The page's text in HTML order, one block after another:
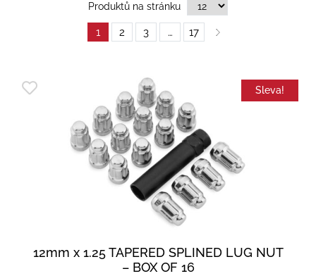
Produktů na stránku
1 2 3 … 17
Sleva!
12mm x 1.25 TAPERED SPLINED LUG NUT
– BOX OF 16